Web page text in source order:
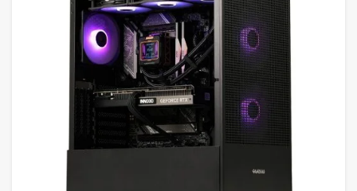
6600 V3 8GB GDDR6
Dòng Card màn hình ASUS Dual Radeon RX 6600
V3 8GB GDDR6 mới nhất từ Asus: hiệu năng cao
cấp, tản nhiệt hiệu quả, tối ưu hóa điện năng tiêu
thụ, kích thước gọn gàng.